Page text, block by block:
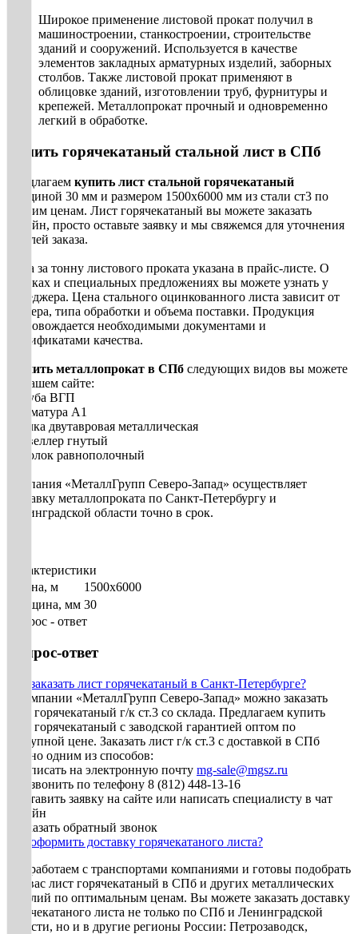
Широкое применение листовой прокат получил в
машиностроении, станкостроении, строительстве
зданий и сооружений. Используется в качестве
элементов закладных арматурных изделий, заборных
столбов. Также листовой прокат применяют в
облицовке зданий, изготовлении труб, фурнитуры и
крепежей. Металлопрокат прочный и одновременно
легкий в обработке.
Купить горячекатаный стальной лист в СПб
Предлагаем купить лист стальной горячекатаный
толщиной 30 мм и размером 1500х6000 мм из стали ст3 по
низким ценам. Лист горячекатаный вы можете заказать
онлайн, просто оставьте заявку и мы свяжемся для уточнения
деталей заказа.
Цена за тонну листового проката указана в прайс-листе. О
скидках и специальных предложениях вы можете узнать у
менеджера. Цена стального оцинкованного листа зависит от
размера, типа обработки и объема поставки. Продукция
сопровождается необходимыми документами и
сертификатами качества.
Купить металлопрокат в СПб следующих видов вы можете
на нашем сайте:
• Труба ВГП
• Арматура А1
• Балка двутавровая металлическая
• Швеллер гнутый
• Уголок равнополочный
Компания «МеталлГрупп Северо-Запад» осуществляет
доставку металлопроката по Санкт-Петербургу и
Ленинградской области точно в срок.
Характеристики
Длина, м
1500х6000
Толщина, мм 30
Вопрос - ответ
Вопрос-ответ
Как заказать лист горячекатаный в Санкт-Петербурге?
В компании «МеталлГрупп Северо-Запад» можно заказать
лист горячекатаный г/к ст.3 со склада. Предлагаем купить
лист горячекатаный с заводской гарантией оптом по
доступной цене. Заказать лист г/к ст.3 с доставкой в СПб
можно одним из способов:
• Написать на электронную почту mg-sale@mgsz.ru
• Позвонить по телефону 8 (812) 448-13-16
• Оставить заявку на сайте или написать специалисту в чат
онлайн
• Заказать обратный звонок
Как оформить доставку горячекатаного листа?
Мы работаем с транспортами компаниями и готовы подобрать
для вас лист горячекатаный в СПб и других металлических
изделий по оптимальным ценам. Вы можете заказать доставку
горячекатаного листа не только по СПб и Ленинградской
области, но и в другие регионы России: Петрозаводск,